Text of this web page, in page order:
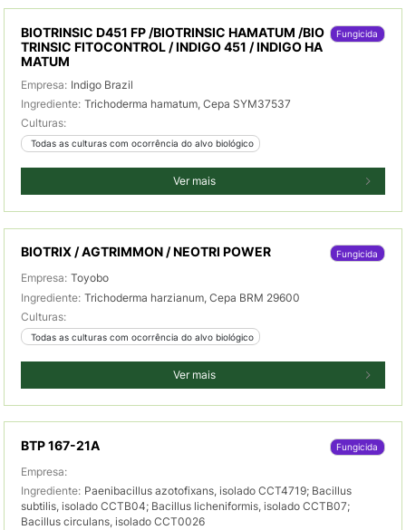
BIOTRINSIC D451 FP /BIOTRINSIC HAMATUM /BIO
TRINSIC FITOCONTROL / INDIGO 451 / INDIGO HA
MATUM
Fungicida
Empresa: Indigo Brazil
Ingrediente: Trichoderma hamatum, Cepa SYM37537
Culturas:
Todas as culturas com ocorrência do alvo biológico
Ver mais
BIOTRIX / AGTRIMMON / NEOTRI POWER Fungicida
Empresa: Toyobo
Ingrediente: Trichoderma harzianum, Cepa BRM 29600
Culturas:
Todas as culturas com ocorrência do alvo biológico
Ver mais
BTP 167-21A Fungicida
Empresa:
Ingrediente: Paenibacillus azotofixans, isolado CCT4719; Bacillus
subtilis, isolado CCTB04; Bacillus licheniformis, isolado CCTB07;
Bacillus circulans, isolado CCT0026